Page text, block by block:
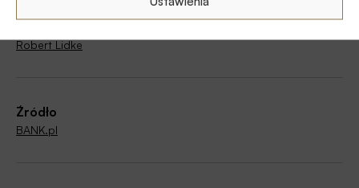
Robert Lidke
Źródło
BANK.pl